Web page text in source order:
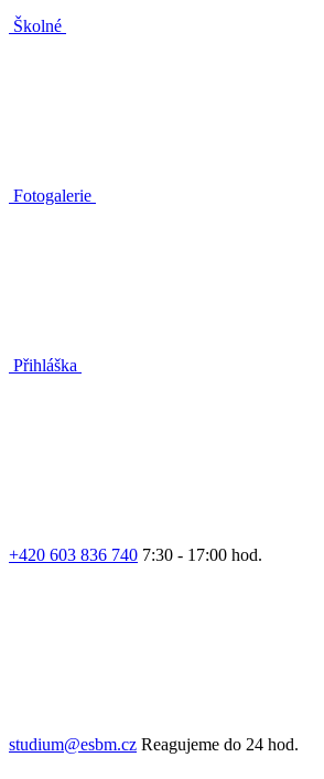
Školné
Fotogalerie
Přihláška
+420 603 836 740 7:30 - 17:00 hod.
studium@esbm.cz Reagujeme do 24 hod.